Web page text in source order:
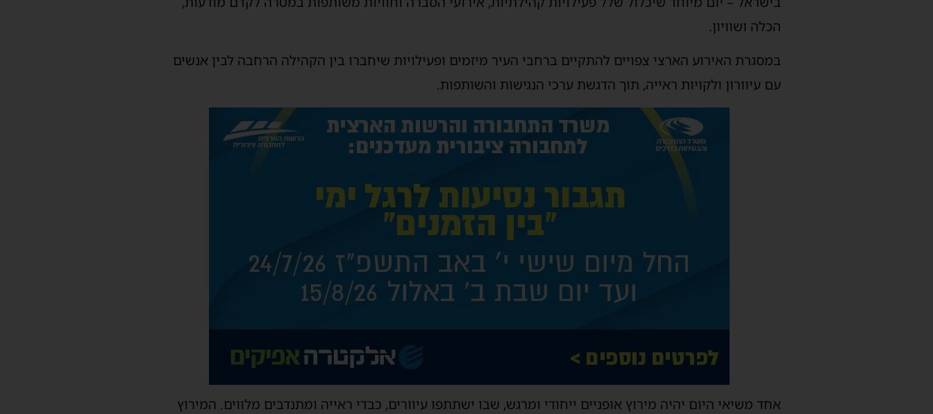
הכלה ושוויון.
במסגרת האירוע הארצי צפויים להתקיים ברחבי העיר מיזמים ופעילויות שיחברו בין הקהילה הרחבה לבין אנשים
עם עיוורון ולקויות ראייה, תוך הדגשת ערכי הנגישות והשותפות.
אחד משיאי היום יהיה מירוץ אופניים ייחודי ומרגש, שבו ישתתפו עיוורים, כבדי ראייה ומתנדבים מלווים. המירוץ